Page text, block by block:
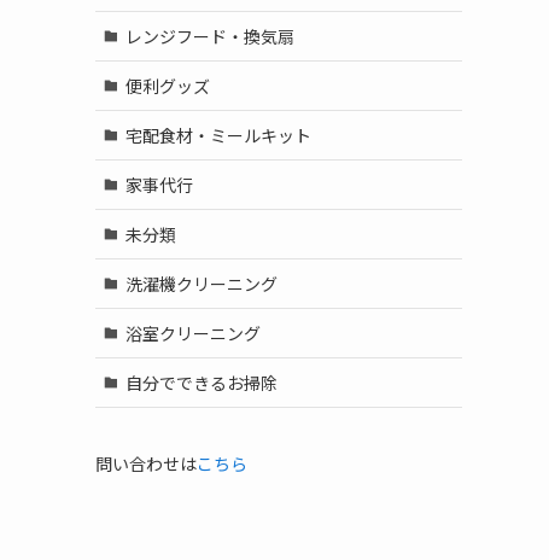
レンジフード・換気扇
便利グッズ
宅配食材・ミールキット
家事代行
未分類
洗濯機クリーニング
浴室クリーニング
自分でできるお掃除
問い合わせはこちら